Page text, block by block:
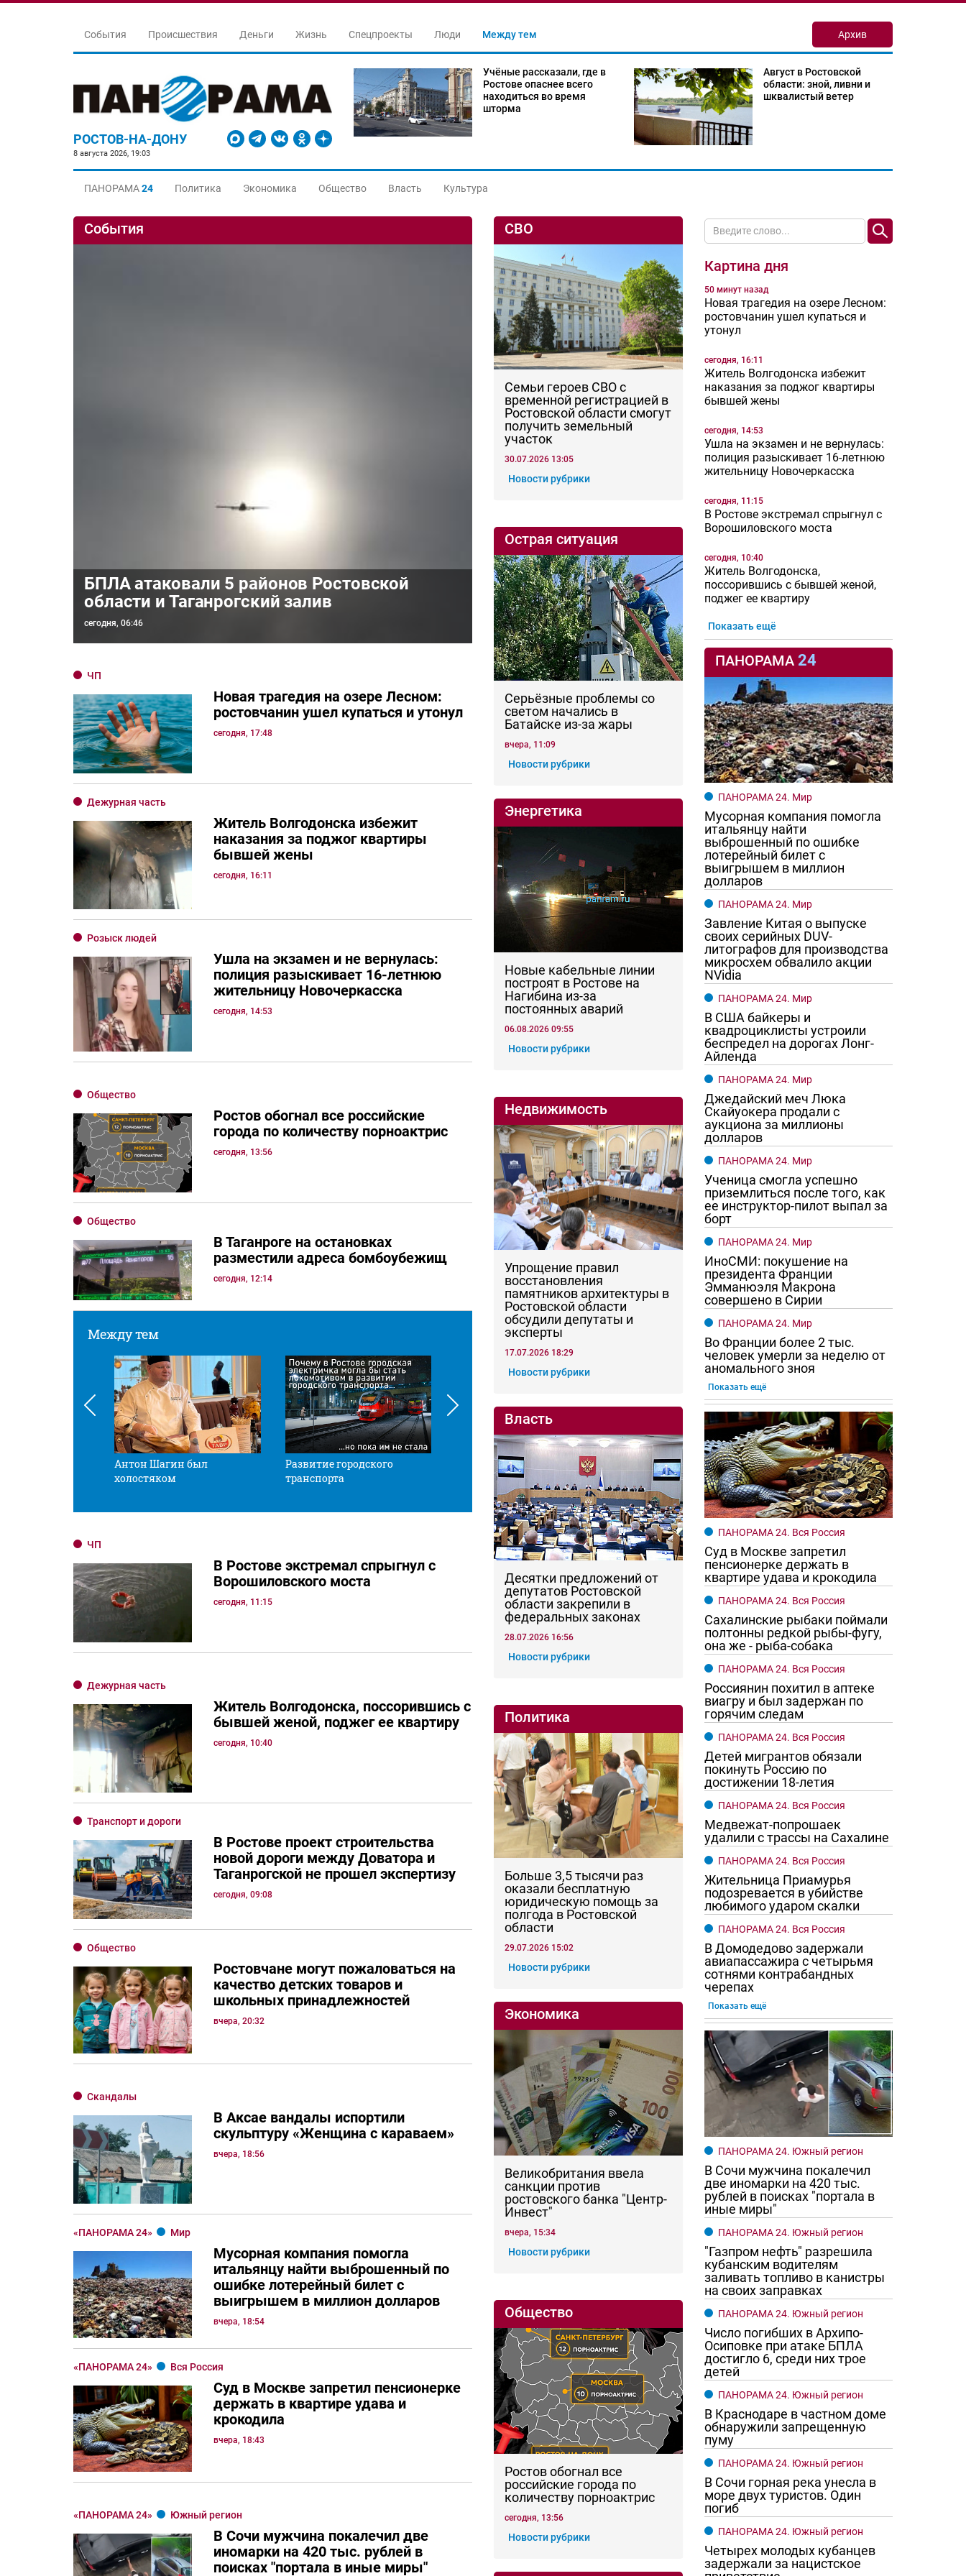
События Происшествия Деньги Жизнь Спецпроекты Люди Между тем Архив
РОСТОВ-НА-ДОНУ
8 августа 2026, 19:03
Учёные рассказали, где в
Ростове опаснее всего
находиться во время
шторма
Август в Ростовской
области: зной, ливни и
шквалистый ветер
ПАНОРАМА24 Политика Экономика Общество Власть Культура
События
БПЛА атаковали 5 районов Ростовской
области и Таганрогский залив
сегодня, 06:46
ЧП
Новая трагедия на озере Лесном:
ростовчанин ушел купаться и утонул
сегодня, 17:48
Дежурная часть
Житель Волгодонска избежит
наказания за поджог квартиры
бывшей жены
сегодня, 16:11
Розыск людей
Ушла на экзамен и не вернулась:
полиция разыскивает 16-летнюю
жительницу Новочеркасска
сегодня, 14:53
Общество
Ростов обогнал все российские
города по количеству порноактрис
сегодня, 13:56
Общество
В Таганроге на остановках
разместили адреса бомбоубежищ
сегодня, 12:14
Между тем
Антон Шагин был
холостяком
Развитие городского
транспорта
Красной нитью Чего хотят женщины? Ростовчане смотрите в оба
ЧП
В Ростове экстремал спрыгнул с
Ворошиловского моста
сегодня, 11:15
Дежурная часть
Житель Волгодонска, поссорившись с
бывшей женой, поджег ее квартиру
сегодня, 10:40
Транспорт и дороги
В Ростове проект строительства
новой дороги между Доватора и
Таганрогской не прошел экспертизу
сегодня, 09:08
Общество
Ростовчане могут пожаловаться на
качество детских товаров и
школьных принадлежностей
вчера, 20:32
Скандалы
В Аксае вандалы испортили
скульптуру «Женщина с караваем»
вчера, 18:56
«ПАНОРАМА 24» Мир
Мусорная компания помогла
итальянцу найти выброшенный по
ошибке лотерейный билет с
выигрышем в миллион долларов
вчера, 18:54
«ПАНОРАМА 24» Вся Россия
Суд в Москве запретил пенсионерке
держать в квартире удава и
крокодила
вчера, 18:43
«ПАНОРАМА 24» Южный регион
В Сочи мужчина покалечил две
иномарки на 420 тыс. рублей в
поисках "портала в иные миры"
СВО
Семьи героев СВО с
временной регистрацией в
Ростовской области смогут
получить земельный
участок
30.07.2026 13:05
Новости рубрики
Острая ситуация
Серьёзные проблемы со
светом начались в
Батайске из-за жары
вчера, 11:09
Новости рубрики
Энергетика
Новые кабельные линии
построят в Ростове на
Нагибина из-за
постоянных аварий
06.08.2026 09:55
Новости рубрики
Недвижимость
Упрощение правил
восстановления
памятников архитектуры в
Ростовской области
обсудили депутаты и
эксперты
17.07.2026 18:29
Новости рубрики
Власть
Десятки предложений от
депутатов Ростовской
области закрепили в
федеральных законах
28.07.2026 16:56
Новости рубрики
Политика
Больше 3,5 тысячи раз
оказали бесплатную
юридическую помощь за
полгода в Ростовской
области
29.07.2026 15:02
Новости рубрики
Экономика
Великобритания ввела
санкции против
ростовского банка "Центр-
Инвест"
вчера, 15:34
Новости рубрики
Общество
Ростов обогнал все
российские города по
количеству порноактрис
сегодня, 13:56
Новости рубрики
Картина дня
50 минут назад
Новая трагедия на озере Лесном:
ростовчанин ушел купаться и
утонул
сегодня, 16:11
Житель Волгодонска избежит
наказания за поджог квартиры
бывшей жены
сегодня, 14:53
Ушла на экзамен и не вернулась:
полиция разыскивает 16-летнюю
жительницу Новочеркасска
сегодня, 11:15
В Ростове экстремал спрыгнул с
Ворошиловского моста
сегодня, 10:40
Житель Волгодонска,
поссорившись с бывшей женой,
поджег ее квартиру
Показать ещё
ПАНОРАМА 24
ПАНОРАМА 24. Мир
Мусорная компания помогла
итальянцу найти
выброшенный по ошибке
лотерейный билет с
выигрышем в миллион
долларов
ПАНОРАМА 24. Мир
Завление Китая о выпуске
своих серийных DUV-
литографов для производства
микросхем обвалило акции
NVidia
ПАНОРАМА 24. Мир
В США байкеры и
квадроциклисты устроили
беспредел на дорогах Лонг-
Айленда
ПАНОРАМА 24. Мир
Джедайский меч Люка
Скайуокера продали с
аукциона за миллионы
долларов
ПАНОРАМА 24. Мир
Ученица смогла успешно
приземлиться после того, как
ее инструктор-пилот выпал за
борт
ПАНОРАМА 24. Мир
ИноСМИ: покушение на
президента Франции
Эмманюэля Макрона
совершено в Сирии
ПАНОРАМА 24. Мир
Во Франции более 2 тыс.
человек умерли за неделю от
аномального зноя
Показать ещё
ПАНОРАМА 24. Вся Россия
Суд в Москве запретил
пенсионерке держать в
квартире удава и крокодила
ПАНОРАМА 24. Вся Россия
Сахалинские рыбаки поймали
полтонны редкой рыбы-фугу,
она же - рыба-собака
ПАНОРАМА 24. Вся Россия
Россиянин похитил в аптеке
виагру и был задержан по
горячим следам
ПАНОРАМА 24. Вся Россия
Детей мигрантов обязали
покинуть Россию по
достижении 18-летия
ПАНОРАМА 24. Вся Россия
Медвежат-попрошаек
удалили с трассы на Сахалине
ПАНОРАМА 24. Вся Россия
Жительница Приамурья
подозревается в убийстве
любимого ударом скалки
ПАНОРАМА 24. Вся Россия
В Домодедово задержали
авиапассажира с четырьмя
сотнями контрабандных
черепах
Показать ещё
ПАНОРАМА 24. Южный регион
В Сочи мужчина покалечил
две иномарки на 420 тыс.
рублей в поисках "портала в
иные миры"
ПАНОРАМА 24. Южный регион
"Газпром нефть" разрешила
кубанским водителям
заливать топливо в канистры
на своих заправках
ПАНОРАМА 24. Южный регион
Число погибших в Архипо-
Осиповке при атаке БПЛА
достигло 6, среди них трое
детей
ПАНОРАМА 24. Южный регион
В Краснодаре в частном доме
обнаружили запрещенную
пуму
ПАНОРАМА 24. Южный регион
В Сочи горная река унесла в
море двух туристов. Один
погиб
ПАНОРАМА 24. Южный регион
Четырех молодых кубанцев
задержали за нацистское